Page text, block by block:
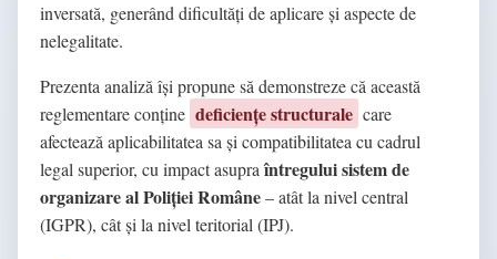
inversată, generând dificultăți de aplicare și aspecte de
nelegalitate.
Prezenta analiză își propune să demonstreze că această
reglementare conține deficiențe structurale care
afectează aplicabilitatea sa și compatibilitatea cu cadrul
legal superior, cu impact asupraîntregului sistem de
organizare al Poliției Române– atât la nivel central
(IGPR), cât și la nivel teritorial (IPJ).